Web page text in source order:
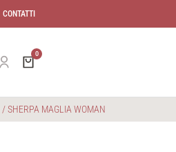
CONTATTI
/ SHERPA MAGLIA WOMAN